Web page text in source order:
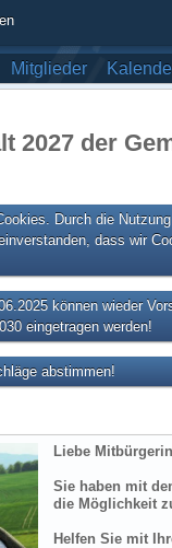
Mitglieder
2027 der
Durch die
dass wir
können wieder
eingetragen werden!
abstimmen!
Liebe
Sie haben mit
die Möglichkeit
Helfen Sie mit